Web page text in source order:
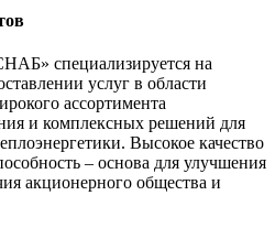
специализируется на
услуг в области
ассортимента
и комплексных решений для
Высокое качество
– основа для улучшения
акционерного общества и